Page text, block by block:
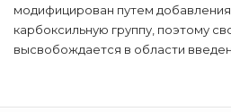
модифицирован путем добавления
карбоксильную группу, поэтому
высвобождается в области